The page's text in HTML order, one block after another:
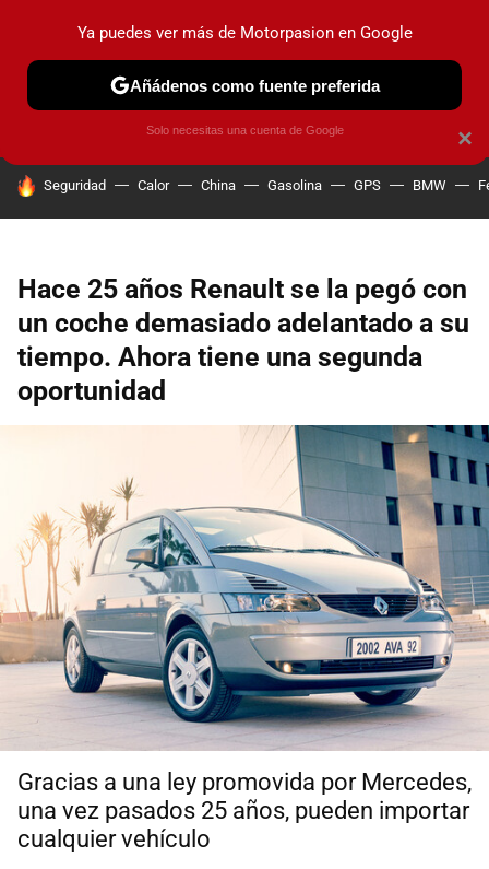
PRUEBAS COCHES ELÉCTRICOS OBSERVATORIO
HOY SE HABLA DE
Seguridad Calor China Gasolina GPS BMW
Hace 25 años Renault se la pegó con
un coche demasiado adelantado a su
tiempo. Ahora tiene una segunda
oportunidad
Gracias a una ley promovida por Mercedes,
una vez pasados 25 años, pueden importar
cualquier vehículo
×
Ya puedes ver más de Motorpasion en Google
Añádenos como fuente preferida
Solo necesitas una cuenta de Google